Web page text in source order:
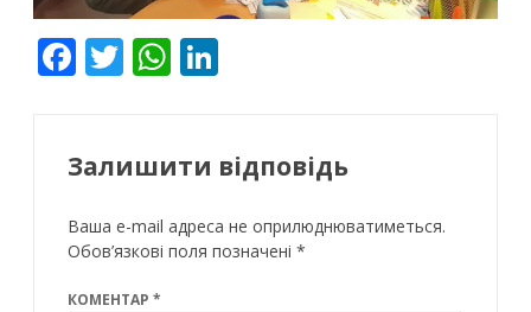
F
b
o
o
k
T
er
W
s
p
e
n
Залишити відповідь
Ваша e-mail адреса не оприлюднюватиметься.
Обов’язкові поля позначені *
КОМЕНТАР *